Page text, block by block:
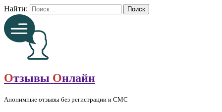
Найти:
Отзывы Онлайн
Анонимные отзывы без регистрации и СМС